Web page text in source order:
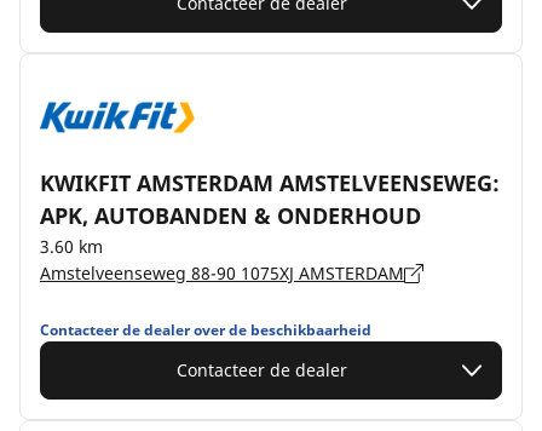
KWIKFIT AMSTERDAM AMSTELVEENSEWEG:
APK, AUTOBANDEN & ONDERHOUD
3.60 km
Amstelveenseweg 88-90 1075XJ AMSTERDAM
Contacteer de dealer over de beschikbaarheid
Contacteer de dealer